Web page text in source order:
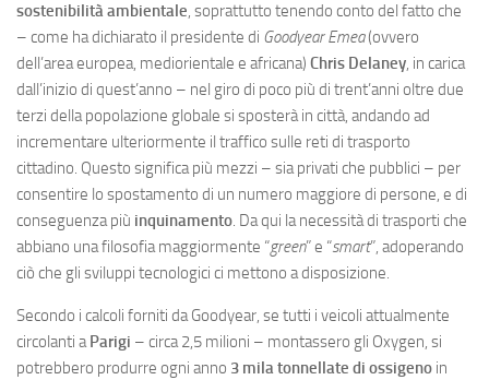
sostenibilità ambientale, soprattutto tenendo conto del fatto che
– come ha dichiarato il presidente di Goodyear Emea(ovvero
dell’area europea, mediorientale e africana) Chris Delaney, in carica
dall’inizio di quest’anno – nel giro di poco più di trent’anni oltre due
terzi della popolazione globale si sposterà in città, andando ad
incrementare ulteriormente il traffico sulle reti di trasporto
cittadino. Questo significa più mezzi – sia privati che pubblici – per
consentire lo spostamento di un numero maggiore di persone, e di
conseguenza più inquinamento. Da qui la necessità di trasporti che
abbiano una filosofia maggiormente “green” e “smart”, adoperando
ciò che gli sviluppi tecnologici ci mettono a disposizione.
Secondo i calcoli forniti da Goodyear, se tutti i veicoli attualmente
circolanti aParigi – circa 2,5 milioni – montassero gli Oxygen, si
potrebbero produrre ogni anno 3 mila tonnellate di ossigeno in